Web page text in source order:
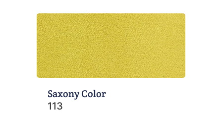
Saxony Color
113